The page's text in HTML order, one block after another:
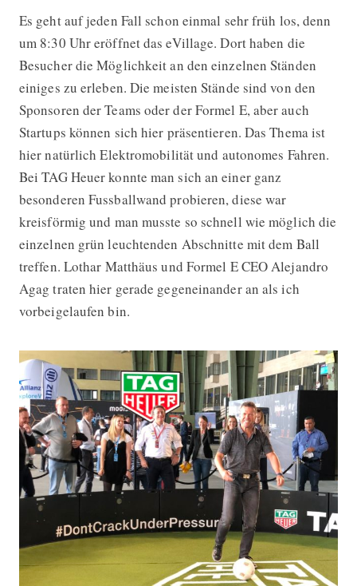
Es geht auf jeden Fall schon einmal sehr früh los, denn
um 8:30 Uhr eröffnet das eVillage. Dort haben die
Besucher die Möglichkeit an den einzelnen Ständen
einiges zu erleben. Die meisten Stände sind von den
Sponsoren der Teams oder der Formel E, aber auch
Startups können sich hier präsentieren. Das Thema ist
hier natürlich Elektromobilität und autonomes Fahren.
Bei TAG Heuer konnte man sich an einer ganz
besonderen Fussballwand probieren, diese war
kreisförmig und man musste so schnell wie möglich die
einzelnen grün leuchtenden Abschnitte mit dem Ball
treffen. Lothar Matthäus und Formel E CEO Alejandro
Agag traten hier gerade gegeneinander an als ich
vorbeigelaufen bin.